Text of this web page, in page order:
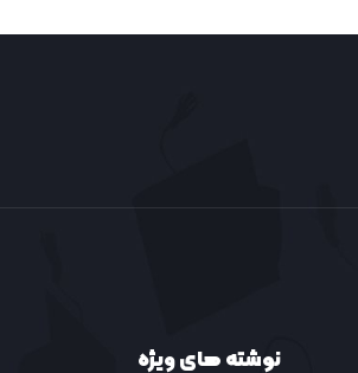
نوشته های ویژه